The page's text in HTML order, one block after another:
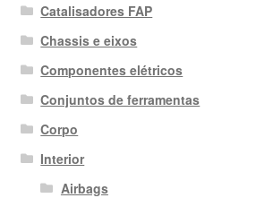
Catalisadores FAP
Chassis e eixos
Componentes elétricos
Conjuntos de ferramentas
Corpo
Interior
Airbags